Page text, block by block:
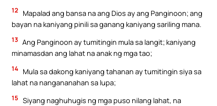
12
Mapalad ang bansa na ang Dios ay ang Panginoon; ang
bayan na kaniyang pinili sa ganang kaniyang sariling mana.
13 Ang Panginoon ay tumitingin mula sa langit; kaniyang
minamasdan ang lahat na anak ng mga tao;
14 Mula sa dakong kaniyang tahanan ay tumitingin siya sa
lahat na nangananahan sa lupa;
15 Siyang naghuhugis ng mga puso nilang lahat, na